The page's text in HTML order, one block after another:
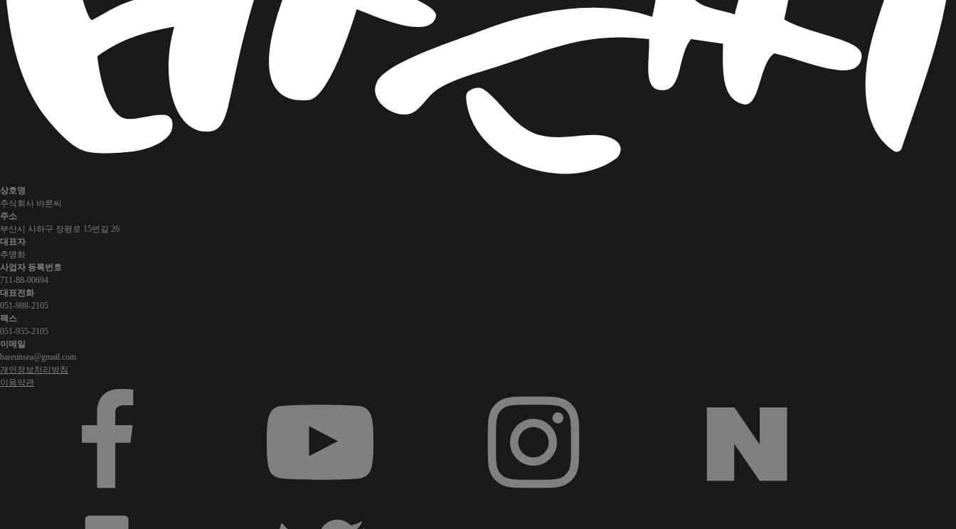
상호명
주식회사 바른씨
주소
부산시 사하구 장평로 15번길 26
대표자
추명화
사업자 등록번호
711-88-00694
대표전화
051-988-2105
팩스
051-955-2105
이메일
bareunsea@gmail.com
개인정보처리방침
이용약관